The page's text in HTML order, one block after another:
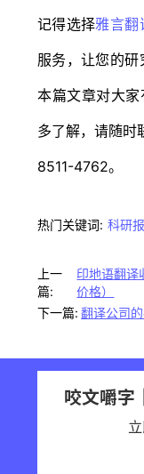
记得选择雅言翻
服务，让您的
本篇文章对大
多了解，请随时
8511-4762。
热门关键词: 科研
上一
篇:
印地语翻译
价格）
下一篇: 翻译公司
咬文嚼字